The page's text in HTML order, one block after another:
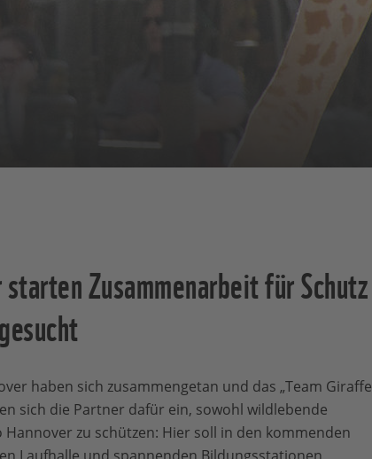
Zusammenarbeit für Schutz
haben sich zusammengetan und das „Team Giraffe
sich die Partner dafür ein, sowohl wildlebende
zu schützen: Hier soll in den kommenden